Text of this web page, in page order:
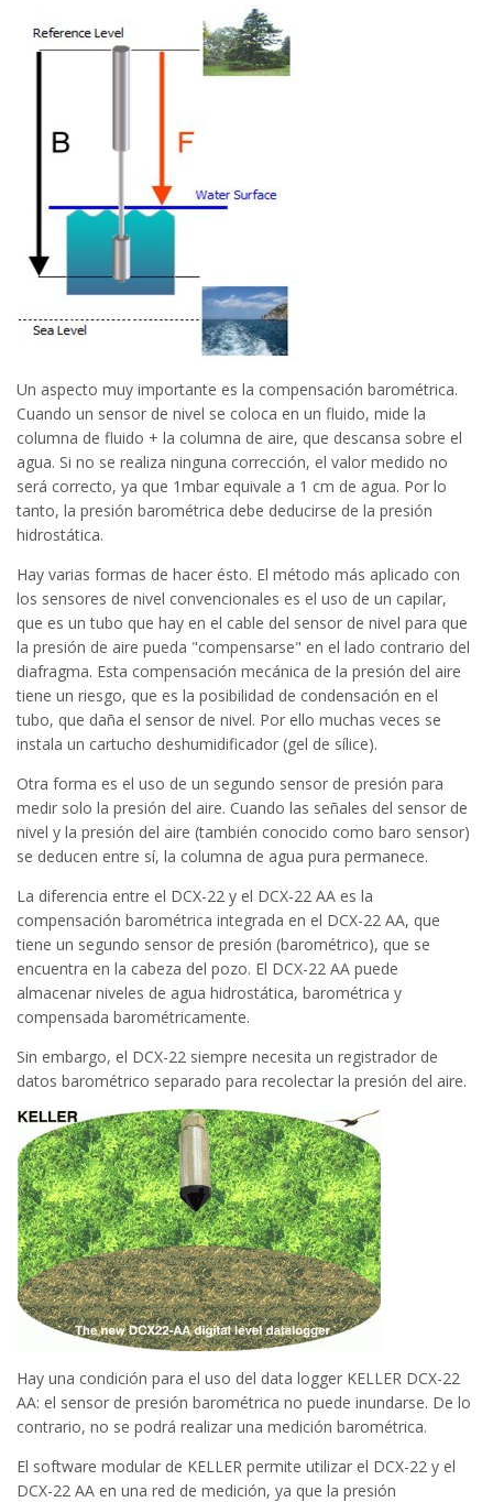
Un aspecto muy importante es la compensación barométrica.
Cuando un sensor de nivel se coloca en un fluido, mide la
columna de fluido + la columna de aire, que descansa sobre el
agua. Si no se realiza ninguna corrección, el valor medido no
será correcto, ya que 1mbar equivale a 1 cm de agua. Por lo
tanto, la presión barométrica debe deducirse de la presión
hidrostática.
Hay varias formas de hacer ésto. El método más aplicado con
los sensores de nivel convencionales es el uso de un capilar,
que es un tubo que hay en el cable del sensor de nivel para que
la presión de aire pueda "compensarse" en el lado contrario del
diafragma. Esta compensación mecánica de la presión del aire
tiene un riesgo, que es la posibilidad de condensación en el
tubo, que daña el sensor de nivel. Por ello muchas veces se
instala un cartucho deshumidificador (gel de sílice).
Otra forma es el uso de un segundo sensor de presión para
medir solo la presión del aire. Cuando las señales del sensor de
nivel y la presión del aire (también conocido como baro sensor)
se deducen entre sí, la columna de agua pura permanece.
La diferencia entre el DCX-22 y el DCX-22 AA es la
compensación barométrica integrada en el DCX-22 AA, que
tiene un segundo sensor de presión (barométrico), que se
encuentra en la cabeza del pozo. El DCX-22 AA puede
almacenar niveles de agua hidrostática, barométrica y
compensada barométricamente.
Sin embargo, el DCX-22 siempre necesita un registrador de
datos barométrico separado para recolectar la presión del aire.
Hay una condición para el uso del data logger KELLER DCX-22
AA: el sensor de presión barométrica no puede inundarse. De lo
contrario, no se podrá realizar una medición barométrica.
El software modular de KELLER permite utilizar el DCX-22 y el
DCX-22 AA en una red de medición, ya que la presión